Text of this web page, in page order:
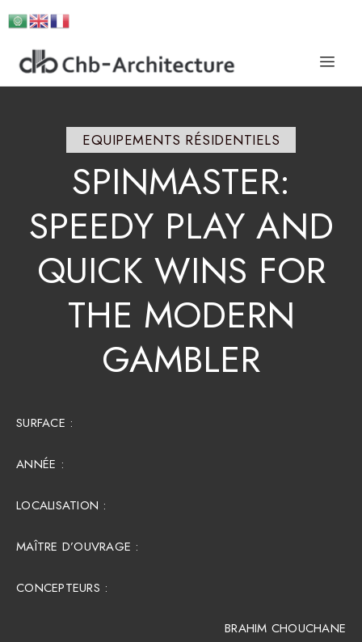
EQUIPEMENTS RÉSIDENTIELS
SPINMASTER:
SPEEDY PLAY AND
QUICK WINS FOR
THE MODERN
GAMBLER
SURFACE :​
ANNÉE :
LOCALISATION :
MAÎTRE D’OUVRAGE :
CONCEPTEURS :
BRAHIM CHOUCHANE